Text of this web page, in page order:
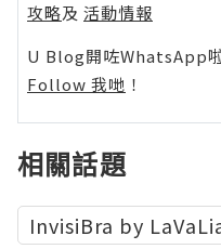
攻略及 活動情報
U Blog開咗WhatsApp
Follow 我哋 ！
相關話題
InvisiBra by